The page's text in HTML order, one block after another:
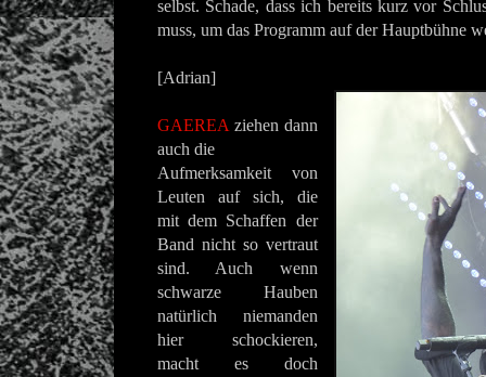
selbst. Schade, dass ich bereits kurz vor
muss, um das Programm auf der Hauptbühne
[Adrian]
GAEREA ziehen dann
auch die
Aufmerksamkeit von
Leuten auf sich, die
mit dem Schaffen der
Band nicht so vertraut
sind. Auch wenn
schwarze Hauben
natürlich niemanden
hier schockieren,
macht es doch